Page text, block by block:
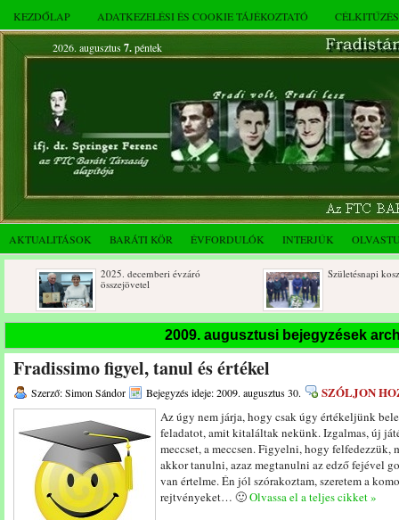
KEZDŐLAP ADATKEZELÉSI ÉS COOKIE TÁJÉKOZTATÓ
2026. augusztus 7.péntek
AKTUALITÁSOK BARÁTI KÖR ÉVFORDULÓK INTERJÚK
2025. decemberi évzáró
összejövetel
Születésnapi koszorúzások
2009. augusztusi bejegyzések
Fradissimo figyel, tanul és értékel
Szerző: Simon Sándor Bejegyzés ideje: 2009. augusztus 30. SZÓLJON
Az úgy nem járja, hogy csak úgy értékeljünk
feladatot, amit kitaláltak nekünk. Izgalmas, új
meccset, a meccsen. Figyelni, hogy felfedezzük,
akkor tanulni, azaz megtanulni az edző fejével
van értelme. Én jól szórakoztam, szeretem a
rejtvényeket… 🙂Olvassa el a teljes cikket »